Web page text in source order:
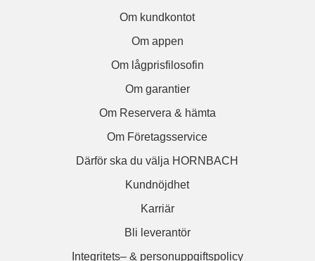
Om kundkontot
Om appen
Om lågprisfilosofin
Om garantier
Om Reservera & hämta
Om Företagsservice
Därför ska du välja HORNBACH
Kundnöjdhet
Karriär
Bli leverantör
Integritets– & personuppgiftspolicy